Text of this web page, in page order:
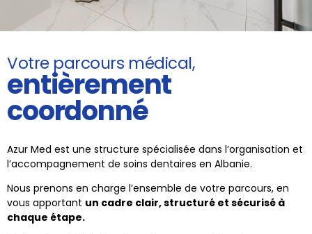
Votre parcours médical,
entièrement
coordonné
Azur Med est une structure spécialisée dans l’organisation et
l’accompagnement de soins dentaires en Albanie.
Nous prenons en charge l’ensemble de votre parcours, en
vous apportant un cadre clair, structuré et sécurisé à
chaque étape.